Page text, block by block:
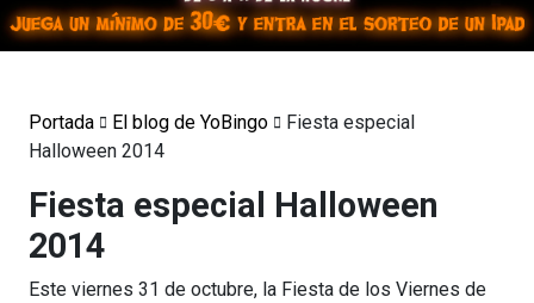
Portada El blog de YoBingo
Fiesta especial
Halloween 2014
Fiesta especial Halloween
2014
Este viernes 31 de octubre, la Fiesta de los Viernes de